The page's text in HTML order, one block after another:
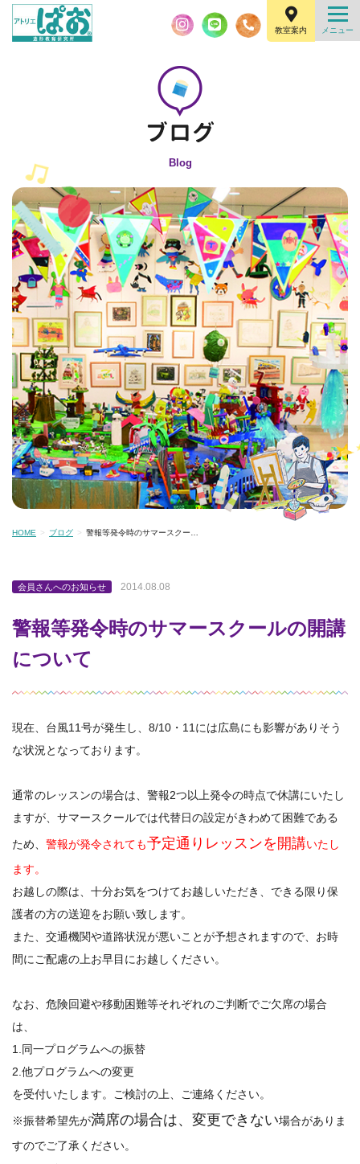
教室案内
Blog
HOME ブログ 警報等発令時のサマースクー…
会員さんへのお知らせ 2014.08.08
警報等発令時のサマースクールの開講
について
現在、台風11号が発生し、8/10・11には広島にも影響がありそう
な状況となっております。
通常のレッスンの場合は、警報2つ以上発令の時点で休講にいたし
ますが、サマースクールでは代替日の設定がきわめて困難である
ため、 警報が発令されても予定通りレッスンを開講いたし
ます。
お越しの際は、十分お気をつけてお越しいただき、できる限り保
護者の方の送迎をお願い致します。
また、交通機関や道路状況が悪いことが予想されますので、お時
間にご配慮の上お早目にお越しください。
なお、危険回避や移動困難等それぞれのご判断でご欠席の場合
は、
1.同一プログラムへの振替
2.他プログラムへの変更
を受付いたします。ご検討の上、ご連絡ください。
※振替希望先が満席の場合は、変更できない場合がありま
すのでご了承ください。